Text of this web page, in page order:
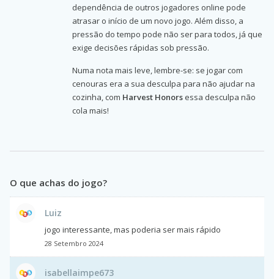
dependência de outros jogadores online pode
atrasar o início de um novo jogo. Além disso, a
pressão do tempo pode não ser para todos, já que
exige decisões rápidas sob pressão.
Numa nota mais leve, lembre-se: se jogar com
cenouras era a sua desculpa para não ajudar na
cozinha, com Harvest Honors essa desculpa não
cola mais!
O que achas do jogo?
Luiz
jogo interessante, mas poderia ser mais rápido
28 Setembro 2024
isabellaimpe673